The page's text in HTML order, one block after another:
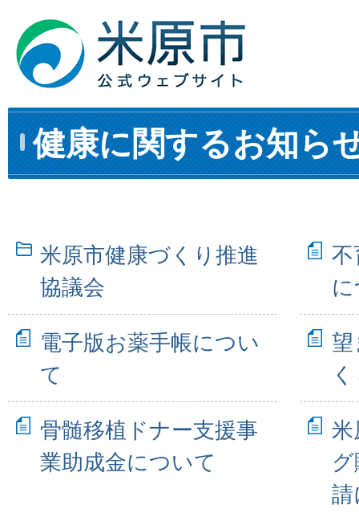
健康に関するお知ら
米原市健康づくり推進
協議会
不
電子版お薬手帳につい
て
望
骨髄移植ドナー支援事
業助成金について
米
請